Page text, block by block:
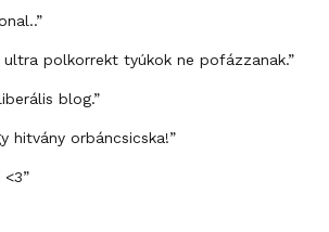
ultra polkorrekt tyúkok ne pofázzanak.”
blog.”
hitvány orbáncsicska!”
<3”